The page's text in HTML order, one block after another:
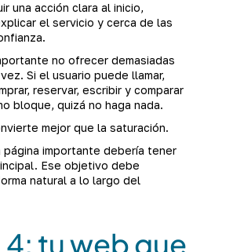
una acción clara al inicio,
el servicio y cerca de las
no ofrecer demasiadas
Si el usuario puede llamar,
reservar, escribir y comparar
bloque, quizá no haga nada.
mejor que la saturación.
página importante debería tener
Ese objetivo debe
natural a lo largo del
4: tu web que